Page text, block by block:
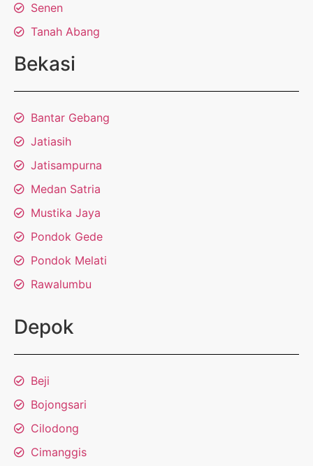
Senen
Tanah Abang
Bekasi
Bantar Gebang
Jatiasih
Jatisampurna
Medan Satria
Mustika Jaya
Pondok Gede
Pondok Melati
Rawalumbu
Depok
Beji
Bojongsari
Cilodong
Cimanggis